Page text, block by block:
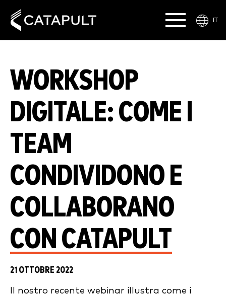
IT
WORKSHOP
DIGITALE: COME I
TEAM
CONDIVIDONO E
COLLABORANO
CON CATAPULT
21 OTTOBRE 2022
Il nostro recente webinar illustra come i